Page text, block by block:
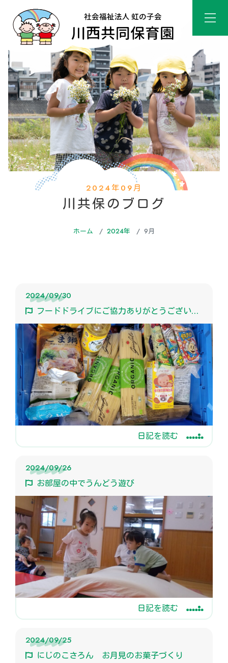
2024年09月
川共保のブログ
ホーム 2024年 9月
2024/09/30
フードドライブにご協力ありがとうございました！
日記を読む
2024/09/26
お部屋の中でうんどう遊び
日記を読む
2024/09/25
にじのこさろん お月見のお菓子づくり